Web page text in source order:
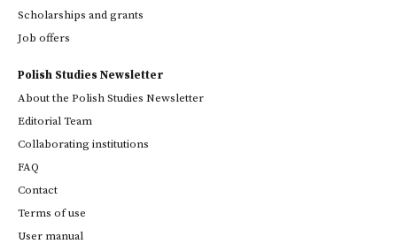
Scholarships and grants
Job offers
Polish Studies Newsletter
About the Polish Studies Newsletter
Editorial Team
Collaborating institutions
FAQ
Contact
Terms of use
User manual